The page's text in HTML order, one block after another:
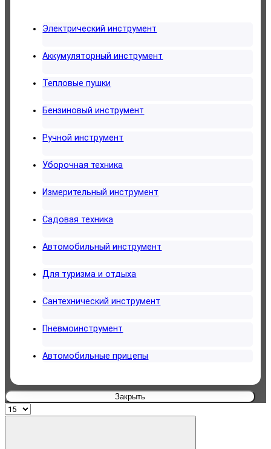
Электрический инструмент
Аккумуляторный инструмент
Тепловые пушки
Бензиновый инструмент
Ручной инструмент
Уборочная техника
Измерительный инструмент
Садовая техника
Автомобильный инструмент
Для туризма и отдыха
Сантехнический инструмент
Пневмоинструмент
Автомобильные прицепы
Закрыть